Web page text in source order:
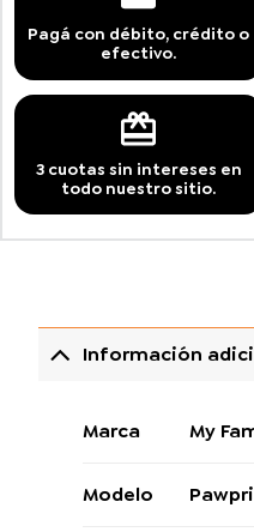
Pagá con débito, crédito o
efectivo.
3 cuotas sin intereses en
todo nuestro sitio.
Información
Marca My
Modelo